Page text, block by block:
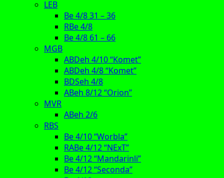
LEB
Be 4/8 31 – 36
RBe 4/8
Be 4/8 61 – 66
MGB
ABDeh 4/10 “Komet”
ABDeh 4/8 “Komet”
BDSeh 4/8
ABeh 8/12 “Orion”
MVR
ABeh 2/6
RBS
Be 4/10 “Worbla”
RABe 4/12 “NExT”
Be 4/12 “Mandarinli”
Be 4/12 “Seconda”